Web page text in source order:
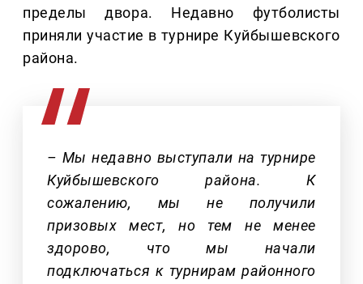
пределы двора. Недавно футболисты
приняли участие в турнире Куйбышевского
района.
– Мы недавно выступали на турнире
Куйбышевского района. К
сожалению, мы не получили
призовых мест, но тем не менее
здорово, что мы начали
подключаться к турнирам районного